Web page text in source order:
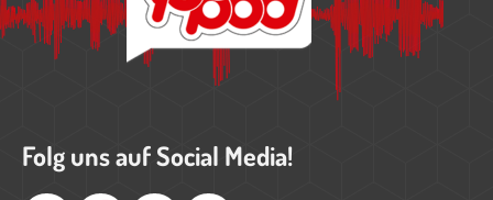
Folg uns auf Social Media!